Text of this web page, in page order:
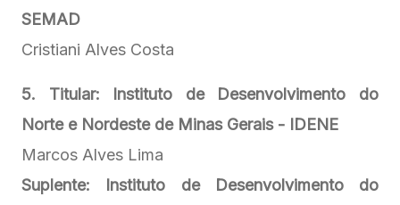
SEMAD
Cristiani Alves Costa
5. Titular: Instituto de Desenvolvimento do
Norte e Nordeste de Minas Gerais - IDENE
Marcos Alves Lima
Suplente: Instituto de Desenvolvimento do